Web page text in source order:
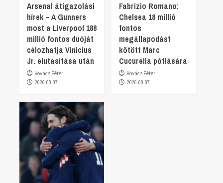
Arsenal átigazolási
hírek – A Gunners
most a Liverpool 188
millió fontos duóját
célozhatja Vinicius
Jr. elutasítása után
Kovács Péter
2026.08.07.
Fabrizio Romano:
Chelsea 18 millió
fontos
megállapodást
kötött Marc
Cucurella pótlására
Kovács Péter
2026.08.07.